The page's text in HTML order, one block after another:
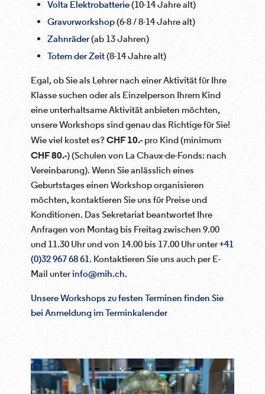
Volta Elektrobatterie(10-14 Jahre alt)
Gravurworkshop(6-8 / 8-14 Jahre alt)
Zahnräder(ab 13 Jahren)
Totem der Zeit(8-14 Jahre alt)
Egal, ob Sie als Lehrer nach einer Aktivität für Ihre
Klasse suchen oder als Einzelperson Ihrem Kind
eine unterhaltsame Aktivität anbieten möchten,
unsere Workshops sind genau das Richtige für Sie!
Wie viel kostet es?CHF 10.- pro Kind (minimum
CHF 80.-) (Schulen von La Chaux-de-Fonds: nach
Vereinbarung). Wenn Sie anlässlich eines
Geburtstages einen Workshop organisieren
möchten, kontaktieren Sie uns für Preise und
Konditionen. Das Sekretariat beantwortet Ihre
Anfragen von Montag bis Freitag zwischen 9.00
und 11.30 Uhr und von 14.00 bis 17.00 Uhr unter+41
(0)32 967 68 61. Kontaktieren Sie uns auch per E-
Mail unterinfo@mih.ch.
Unsere Workshops zu festen Terminen finden Sie
bei Anmeldung im Terminkalender